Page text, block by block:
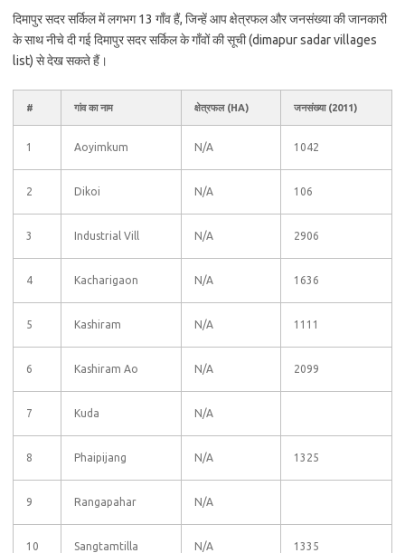
दिमापुर सदर सर्किल में लगभग 13 गाँव हैं, जिन्हें आप क्षेत्रफल और जनसंख्या की जानकारी
के साथ नीचे दी गई दिमापुर सदर सर्किल के गाँवों की सूची (dimapur sadar villages
list) से देख सकते हैं।
# गांव का नाम क्षेत्रफल (HA) जनसंख्या (2011)
1 Aoyimkum N/A 1042
2 Dikoi N/A 106
3 Industrial Vill N/A 2906
4 Kacharigaon N/A 1636
5 Kashiram N/A 1111
6 Kashiram Ao N/A 2099
7 Kuda N/A
8 Phaipijang N/A 1325
9 Rangapahar N/A
10 Sangtamtilla N/A 1335